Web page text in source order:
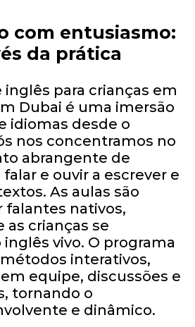
com entusiasmo:
da prática
inglês para crianças em
Dubai é uma imersão
idiomas desde o
nos concentramos no
abrangente de
e ouvir a escrever e
As aulas são
falantes nativos,
crianças se
vivo. O programa
interativos,
equipe, discussões e
tornando o
e dinâmico.